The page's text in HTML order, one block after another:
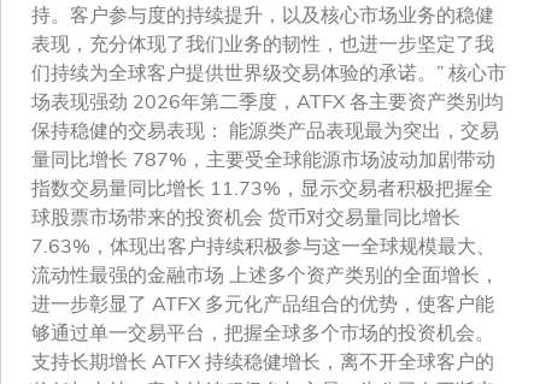
持。客户参与度的持续提升，以及核心市场业务的稳健
表现，充分体现了我们业务的韧性，也进一步坚定了我
们持续为全球客户提供世界级交易体验的承诺。” 核心市
场表现强劲 2026年第二季度，ATFX 各主要资产类别均
保持稳健的交易表现： 能源类产品表现最为突出，交易
量同比增长 787%，主要受全球能源市场波动加剧带动
指数交易量同比增长 11.73%，显示交易者积极把握全
球股票市场带来的投资机会 货币对交易量同比增长
7.63%，体现出客户持续积极参与这一全球规模最大、
流动性最强的金融市场 上述多个资产类别的全面增长，
进一步彰显了 ATFX 多元化产品组合的优势，使客户能
够通过单一交易平台，把握全球多个市场的投资机会。
支持长期增长 ATFX 持续稳健增长，离不开全球客户的